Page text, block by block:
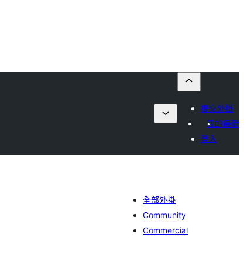
提交外掛
我的最愛
登入
全部外掛
Community
Commercial